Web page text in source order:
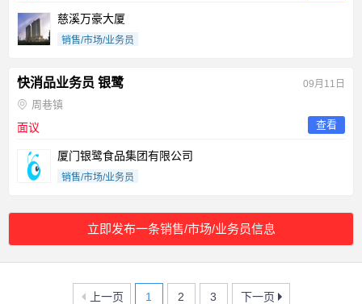
慈溪万豪大厦
销售/市场/业务员
快消品业务员 银鹭 09月11日
周巷镇
面议 查看
厦门银鹭食品集团有限公司
销售/市场/业务员
立即发布一条销售/市场/业务员信息
上一页 1 2 3 下一页